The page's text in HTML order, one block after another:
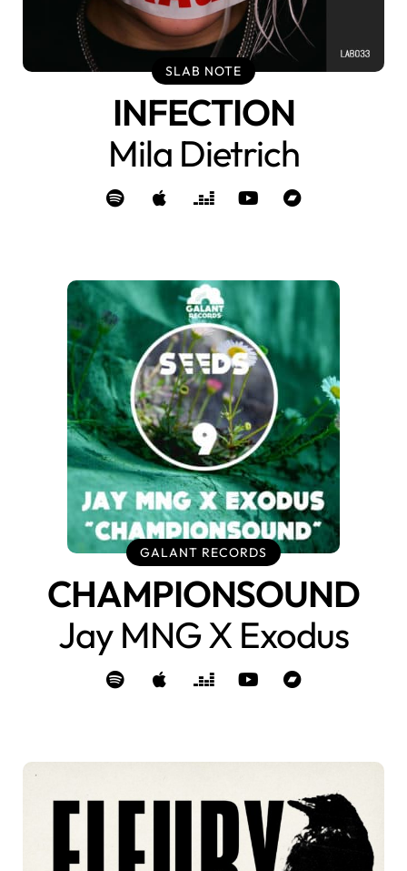
SLAB NOTE
INFECTION
Mila Dietrich
GALANT RECORDS
CHAMPIONSOUND
Jay MNG X Exodus